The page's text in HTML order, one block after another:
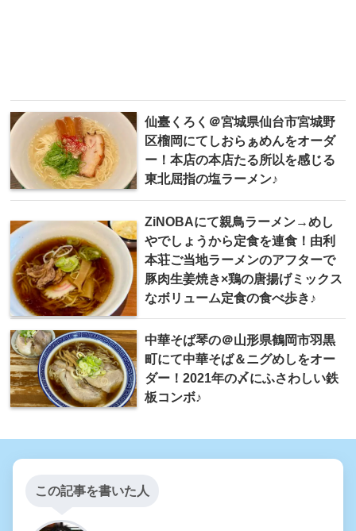
仙臺くろく＠宮城県仙台市宮城野
区榴岡にてしおらぁめんをオーダ
ー！本店の本店たる所以を感じる
東北屈指の塩ラーメン♪
ZiNOBAにて親鳥ラーメン→めし
やでしょうから定食を連食！由利
本荘ご当地ラーメンのアフターで
豚肉生姜焼き×鶏の唐揚げミックス
なボリューム定食の食べ歩き♪
中華そば 琴の＠山形県鶴岡市羽黒
町にて中華そば＆ニグめしをオー
ダー！2021年の〆にふさわしい鉄
板コンボ♪
この記事を書いた人